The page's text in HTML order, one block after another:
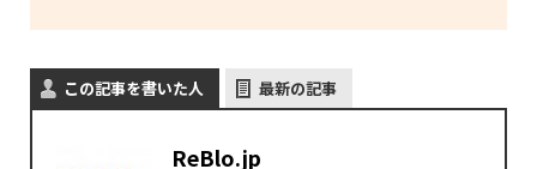
この記事を書いた人 最新の記事
ReBlo.jp